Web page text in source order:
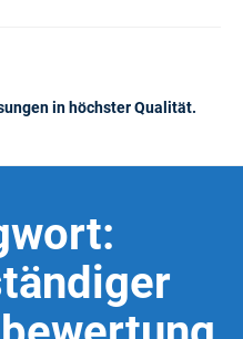
in höchster Qualität.